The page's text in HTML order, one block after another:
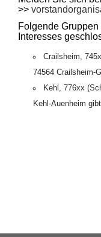
>>
Folgende
Interesses
Crailsheim,
74564 Crailsheim-
Kehl, 776xx
Kehl-Auenheim